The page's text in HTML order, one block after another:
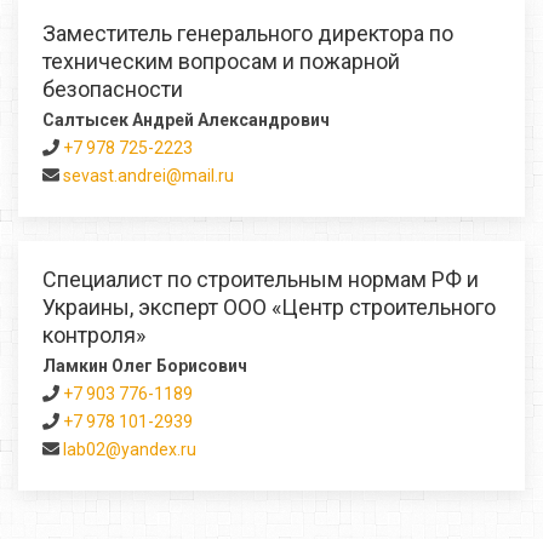
Заместитель генерального директора по
техническим вопросам и пожарной
безопасности
Салтысек Андрей Александрович
+7 978 725-2223
sevast.andrei@mail.ru
Специалист по строительным нормам РФ и
Украины, эксперт ООО «Центр строительного
контроля»
Ламкин Олег Борисович
+7 903 776-1189
+7 978 101-2939
lab02@yandex.ru